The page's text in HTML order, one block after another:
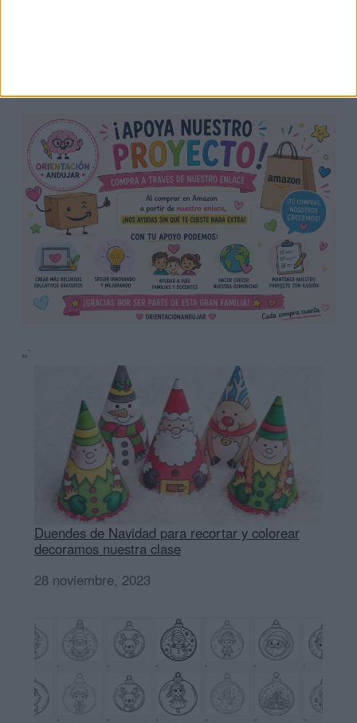
«`
Duendes de Navidad para recortar y colorear
decoramos nuestra clase
Fecha
28 noviembre, 2023